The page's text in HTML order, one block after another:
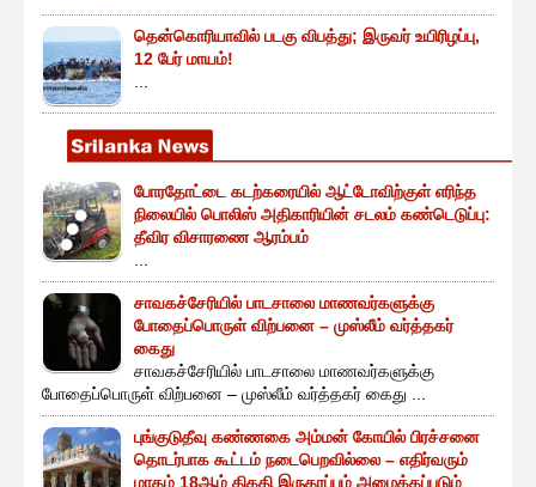
தென்கொரியாவில் படகு விபத்து; இருவர் உயிரிழப்பு,
12 பேர் மாயம்!
போரதோட்டை கடற்கரையில் ஆட்டோவிற்குள் எரிந்த
நிலையில் பொலிஸ் அதிகாரியின் சடலம் கண்டெடுப்பு:
தீவிர விசாரணை ஆரம்பம்
சாவகச்சேரியில் பாடசாலை மாணவர்களுக்கு
போதைப்பொருள் விற்பனை – முஸ்லீம் வர்த்தகர்
கைது
சாவகச்சேரியில் பாடசாலை மாணவர்களுக்கு
போதைப்பொருள் விற்பனை – முஸ்லீம் வர்த்தகர் கைது ...
புங்குடுதீவு கண்ணகை அம்மன் கோயில் பிரச்சனை
தொடர்பாக கூட்டம் நடைபெறவில்லை – எதிர்வரும்
மாதம் 18ஆம் திகதி இருதரப்பும் அழைக்கப்படும்